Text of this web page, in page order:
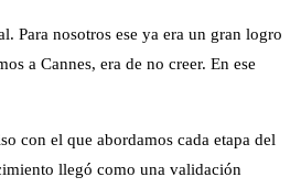
Para nosotros ese ya era un gran logro
a Cannes, era de no creer. En ese
con el que abordamos cada etapa del
llegó como una validación